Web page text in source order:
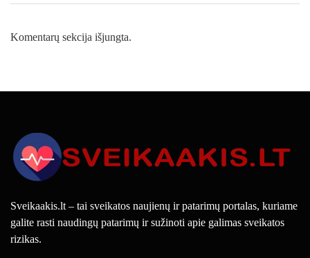
Komentarų sekcija išjungta.
Sveikaakis.lt – tai sveikatos naujienų ir patarimų portalas, kuriame
galite rasti naudingų patarimų ir sužinoti apie galimas sveikatos
rizikas.